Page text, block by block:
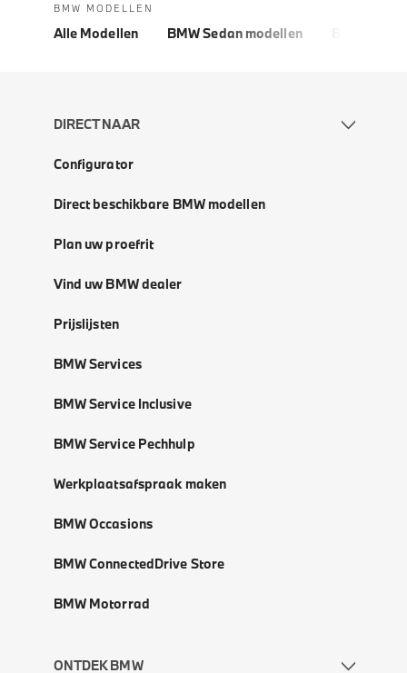
BMW MODELLEN
Alle Modellen BMW Sedan modellen
DIRECT NAAR
Configurator
Direct beschikbare BMW modellen
Plan uw proefrit
Vind uw BMW dealer
Prijslijsten
BMW Services
BMW Service Inclusive
BMW Service Pechhulp
Werkplaatsafspraak maken
BMW Occasions
BMW ConnectedDrive Store
BMW Motorrad
ONTDEK BMW